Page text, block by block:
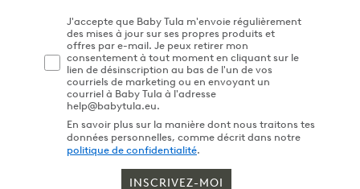
J'accepte que Baby Tula m'envoie régulièrement
des mises à jour sur ses propres produits et
offres par e-mail. Je peux retirer mon
consentement à tout moment en cliquant sur le
lien de désinscription au bas de l'un de vos
courriels de marketing ou en envoyant un
courriel à Baby Tula à l'adresse
help@babytula.eu.
En savoir plus sur la manière dont nous traitons tes
données personnelles, comme décrit dans notre
politique de confidentialité.
INSCRIVEZ-MOI